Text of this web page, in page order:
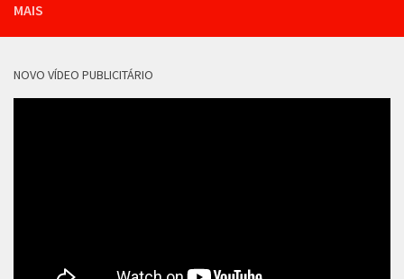
MAIS
NOVO VÍDEO PUBLICITÁRIO